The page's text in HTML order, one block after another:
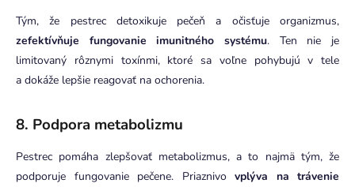
Tým, že pestrec detoxikuje pečeň a očisťuje organizmus,
zefektívňuje fungovanie imunitného systému. Ten nie je
limitovaný rôznymi toxínmi, ktoré sa voľne pohybujú v tele
a dokáže lepšie reagovať na ochorenia.
8. Podpora metabolizmu
Pestrec pomáha zlepšovať metabolizmus, a to najmä tým, že
podporuje fungovanie pečene. Priaznivo vplýva na trávenie